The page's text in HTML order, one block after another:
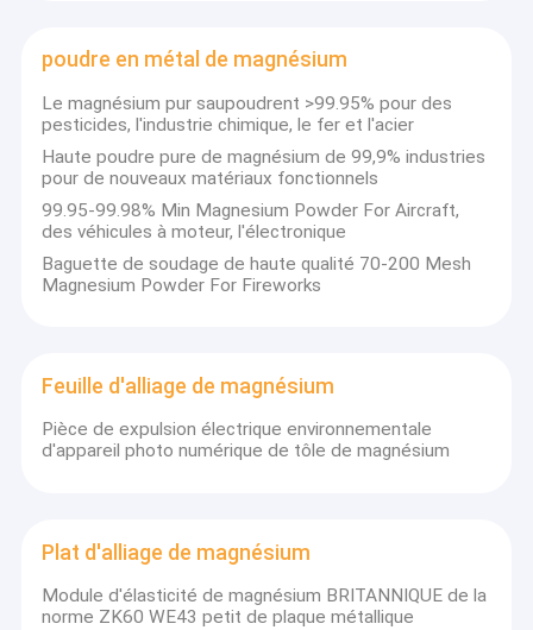
poudre en métal de magnésium
Le magnésium pur saupoudrent >99.95% pour des
pesticides, l'industrie chimique, le fer et l'acier
Haute poudre pure de magnésium de 99,9% industries
pour de nouveaux matériaux fonctionnels
99.95-99.98% Min Magnesium Powder For Aircraft,
des véhicules à moteur, l'électronique
Baguette de soudage de haute qualité 70-200 Mesh
Magnesium Powder For Fireworks
Feuille d'alliage de magnésium
Pièce de expulsion électrique environnementale
d'appareil photo numérique de tôle de magnésium
Plat d'alliage de magnésium
Module d'élasticité de magnésium BRITANNIQUE de la
norme ZK60 WE43 petit de plaque métallique